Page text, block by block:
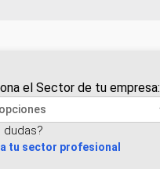
el Sector de tu empresa:
dudas?
tu sector profesional